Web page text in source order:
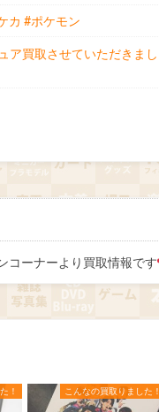
カ #ポケモン
ア買取させていただきまし
コーナーより買取情報です
！ こんなの買取りました！